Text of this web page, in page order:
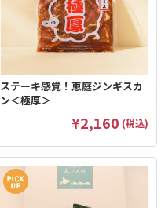
ステーキ感覚！恵庭ジンギスカ
ン＜極厚＞
¥2,160 (税込)